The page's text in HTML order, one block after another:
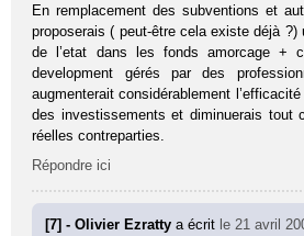
En remplacement des subventions et
proposerais ( peut-être cela existe déjà ?)
de l’etat dans les fonds amorcage +
development gérés par des
augmenterait considérablement
des investissements et diminuerais tout
réelles contreparties.
Répondre ici
[7] - Olivier Ezrattya écrit le 21 avril